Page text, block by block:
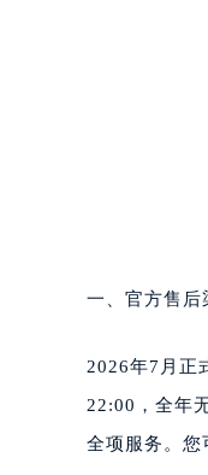
一、官方售后
2026年7月正
22:00，全年
全项服务。您